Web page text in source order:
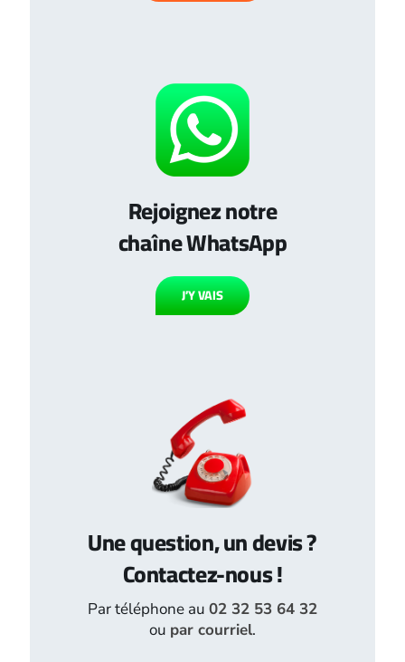
Rejoignez notre
chaîne WhatsApp
J’Y VAIS
Une question, un devis ?
Contactez-nous !
Par téléphone au 02 32 53 64 32
ou par courriel.